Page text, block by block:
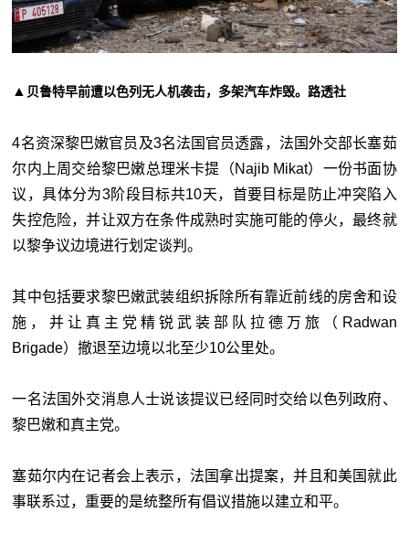
▲ 贝鲁特早前遭以色列无人机袭击，多架汽车炸毁。路透社
4名资深黎巴嫩官员及3名法国官员透露，法国外交部长塞茹
尔内上周交给黎巴嫩总理米卡提（Najib Mikat）一份书面协
议，具体分为3阶段目标共10天，首要目标是防止冲突陷入
失控危险，并让双方在条件成熟时实施可能的停火，最终就
以黎争议边境进行划定谈判。
其中包括要求黎巴嫩武装组织拆除所有靠近前线的房舍和设
施，并让真主党精锐武装部队拉德万旅（Radwan
Brigade）撤退至边境以北至少10公里处。
一名法国外交消息人士说该提议已经同时交给以色列政府、
黎巴嫩和真主党。
塞茹尔内在记者会上表示，法国拿出提案，并且和美国就此
事联系过，重要的是统整所有倡议措施以建立和平。